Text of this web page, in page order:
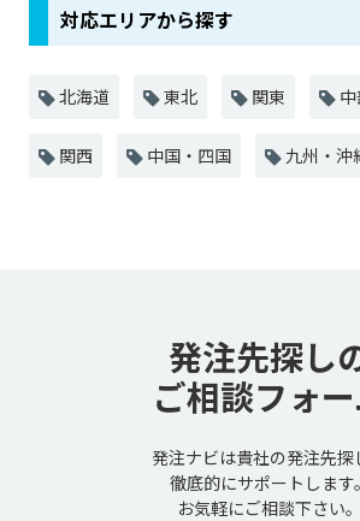
対応エリアから探す
北海道 東北 関東
関西 中国・四国 九州・沖
発注先探し
ご相談フォ
発注ナビは貴社の発注先探
徹底的にサポートします。
お気軽にご相談下さい。